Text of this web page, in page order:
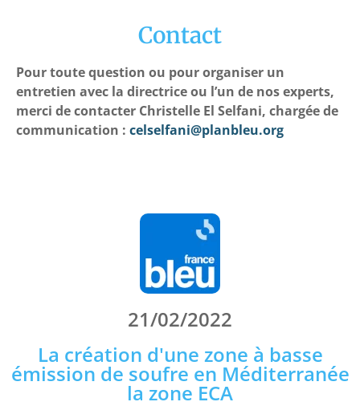
Contact
Pour toute question ou pour organiser un
entretien avec la directrice ou l’un de nos experts,
merci de contacter Christelle El Selfani, chargée de
communication : celselfani@planbleu.org
21/02/2022
La création d'une zone à basse
émission de soufre en Méditerranée
la zone ECA